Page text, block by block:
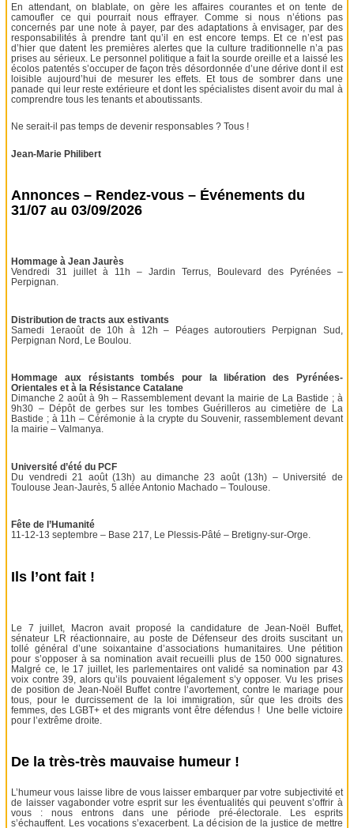
En attendant, on blablate, on gère les affaires courantes et on tente de
camoufler ce qui pourrait nous effrayer. Comme si nous n’étions pas
concernés par une note à payer, par des adaptations à envisager, par des
responsabilités à prendre tant qu’il en est encore temps. Et ce n’est pas
d’hier que datent les premières alertes que la culture traditionnelle n’a pas
prises au sérieux. Le personnel politique a fait la sourde oreille et a laissé les
écolos patentés s’occuper de façon très désordonnée d’une dérive dont il est
loisible aujourd’hui de mesurer les effets. Et tous de sombrer dans une
panade qui leur reste extérieure et dont les spécialistes disent avoir du mal à
comprendre tous les tenants et aboutissants.
Ne serait-il pas temps de devenir responsables ? Tous !
Jean-Marie Philibert
Annonces – Rendez-vous – Événements du
31/07 au 03/09/2026
Hommage à Jean Jaurès
Vendredi 31 juillet à 11h – Jardin Terrus, Boulevard des Pyrénées –
Perpignan.
Distribution de tracts aux estivants
Samedi 1eraoût de 10h à 12h – Péages autoroutiers Perpignan Sud,
Perpignan Nord, Le Boulou.
Hommage aux résistants tombés pour la libération des Pyrénées-
Orientales et à la Résistance Catalane
Dimanche 2 août à 9h – Rassemblement devant la mairie de La Bastide ; à
9h30 – Dépôt de gerbes sur les tombes Guérilleros au cimetière de La
Bastide ; à 11h – Cérémonie à la crypte du Souvenir, rassemblement devant
la mairie – Valmanya.
Université d’été du PCF
Du vendredi 21 août (13h) au dimanche 23 août (13h) – Université de
Toulouse Jean-Jaurès, 5 allée Antonio Machado – Toulouse.
Fête de l’Humanité
11-12-13 septembre – Base 217, Le Plessis-Pâté – Bretigny-sur-Orge.
Ils l’ont fait !
Le 7 juillet, Macron avait proposé la candidature de Jean-Noël Buffet,
sénateur LR réactionnaire, au poste de Défenseur des droits suscitant un
tollé général d’une soixantaine d’associations humanitaires. Une pétition
pour s’opposer à sa nomination avait recueilli plus de 150 000 signatures.
Malgré ce, le 17 juillet, les parlementaires ont validé sa nomination par 43
voix contre 39, alors qu’ils pouvaient légalement s’y opposer. Vu les prises
de position de Jean-Noël Buffet contre l’avortement, contre le mariage pour
tous, pour le durcissement de la loi immigration, sûr que les droits des
femmes, des LGBT+ et des migrants vont être défendus ! Une belle victoire
pour l’extrême droite.
De la très-très mauvaise humeur !
L’humeur vous laisse libre de vous laisser embarquer par votre subjectivité et
de laisser vagabonder votre esprit sur les éventualités qui peuvent s’offrir à
vous : nous entrons dans une période pré-électorale. Les esprits
s’échauffent. Les vocations s’exacerbent. La décision de la justice de mettre